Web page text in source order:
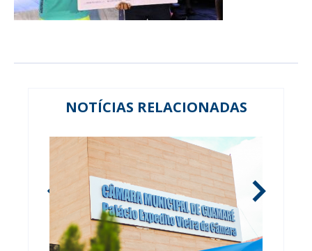
NOTÍCIAS RELACIONADAS